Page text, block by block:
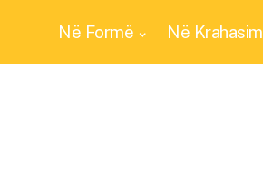
Në Formë Në Krahasim